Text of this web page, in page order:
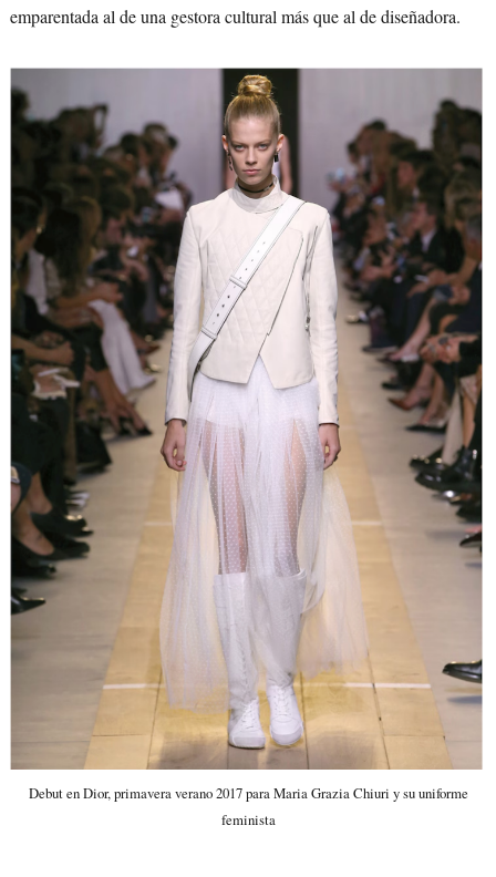
emparentada al de una gestora cultural más que al de diseñadora.
Debut en Dior, primavera verano 2017 para Maria Grazia Chiuri y su uniforme
feminista